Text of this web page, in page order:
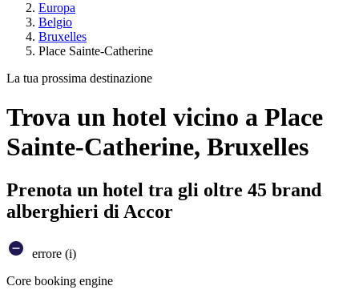
Europa
Belgio
Bruxelles
Place Sainte-Catherine
La tua prossima destinazione
Trova un hotel vicino a Place
Sainte-Catherine, Bruxelles
Prenota un hotel tra gli oltre 45 brand
alberghieri di Accor
errore (i)
Core booking engine